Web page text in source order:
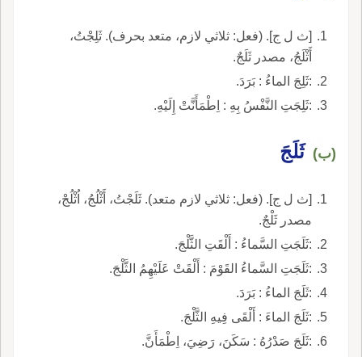
[ث ل ج]. (فعل: ثلاثي لازم، متعد بحرف). ثَلِجْتُ،
أَثْلَجُ، مصدر ثَلَجٌ.
:ثَلِجَ الماءُ : بَرَدَ.
:ثَلِجَتِ النَّفْسُ بِهِ : اِطْمَأَنَّتْ إِلَيْهِ.
(ب) ثَلَجَ
[ث ل ج]. (فعل: ثلاثي لازم متعد). ثَلَجْتُ، أَثْلُجُ، اُثْلُجْ،
مصدر ثَلْجٌ.
:ثَلَجَتِ السَّماءُ : أَلْقَتِ الثَّلْجَ.
:ثَلَجَتِ السَّماءُ القَوْمَ : أَلْقَتْ عَلَيْهِمُ الثَّلْجَ.
:ثَلَجَ الماءُ : بَرَدَ.
:ثَلَجَ الماءَ : أَلْقَى فِيهِ الثَّلْجَ.
:ثَلَجَ صَدْرُهُ : سَكَنَ، رَضِيَ، اِطْمَأَنَّ.